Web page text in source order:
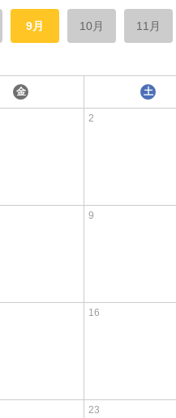
9月 10月 11月
金 土
2
9
16
23